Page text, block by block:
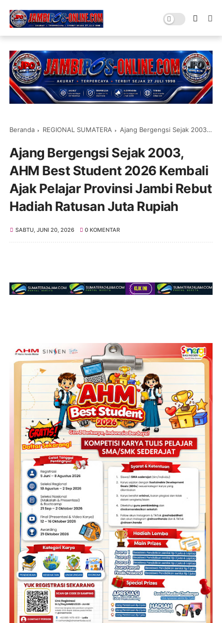
Beranda REGIONAL SUMATERA Ajang Bergengsi Sejak 2003, AHM Best Student 2026 Kembali Ajak Pelajar Provinsi Jambi Rebut Hadiah Ratusan Juta Rupiah
Ajang Bergengsi Sejak 2003,
AHM Best Student 2026 Kembali
Ajak Pelajar Provinsi Jambi Rebut
Hadiah Ratusan Juta Rupiah
SABTU, JUNI 20, 2026 0 KOMENTAR